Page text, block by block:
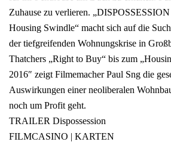
Zuhause zu verlieren.
Housing Swindle“ macht sich auf die
der tiefgreifenden Wohnungskrise in
Thatchers „Right to Buy“ bis zum
2016″ zeigt Filmemacher Paul Sng die
Auswirkungen einer neoliberalen
noch um Profit geht.
TRAILER Dispossession
FILMCASINO | KARTEN